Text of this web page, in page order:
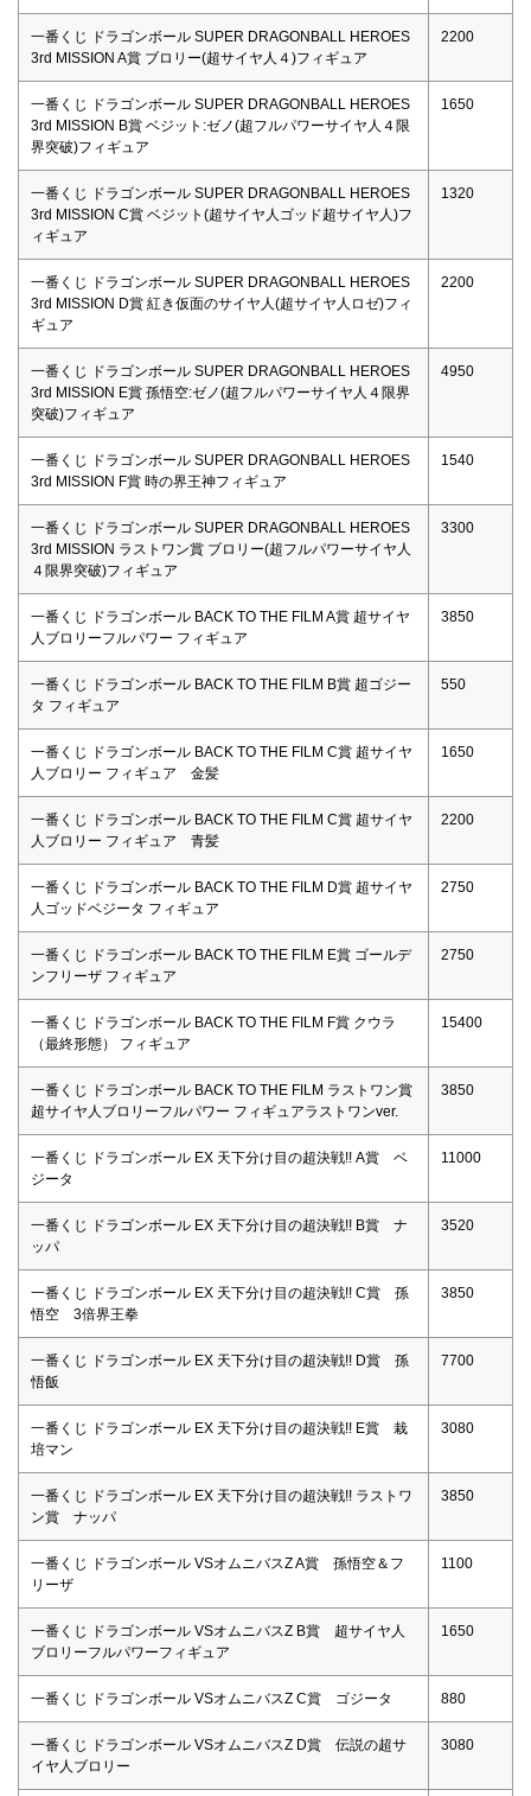
一番くじ ドラゴンボール SUPER DRAGONBALL HEROES
3rd MISSION A賞 ブロリー(超サイヤ人４)フィギュア
2200
一番くじ ドラゴンボール SUPER DRAGONBALL HEROES
3rd MISSION B賞 ベジット:ゼノ(超フルパワーサイヤ人４限
界突破)フィギュア
1650
一番くじ ドラゴンボール SUPER DRAGONBALL HEROES
3rd MISSION C賞 ベジット(超サイヤ人ゴッド超サイヤ人)フ
ィギュア
1320
一番くじ ドラゴンボール SUPER DRAGONBALL HEROES
3rd MISSION D賞 紅き仮面のサイヤ人(超サイヤ人ロゼ)フィ
ギュア
2200
一番くじ ドラゴンボール SUPER DRAGONBALL HEROES
3rd MISSION E賞 孫悟空:ゼノ(超フルパワーサイヤ人４限界
突破)フィギュア
4950
一番くじ ドラゴンボール SUPER DRAGONBALL HEROES
3rd MISSION F賞 時の界王神フィギュア
1540
一番くじ ドラゴンボール SUPER DRAGONBALL HEROES
3rd MISSION ラストワン賞 ブロリー(超フルパワーサイヤ人
４限界突破)フィギュア
3300
一番くじ ドラゴンボール BACK TO THE FILM A賞 超サイヤ
人ブロリーフルパワー フィギュア
3850
一番くじ ドラゴンボール BACK TO THE FILM B賞 超ゴジー
タ フィギュア
550
一番くじ ドラゴンボール BACK TO THE FILM C賞 超サイヤ
人ブロリー フィギュア 金髪
1650
一番くじ ドラゴンボール BACK TO THE FILM C賞 超サイヤ
人ブロリー フィギュア 青髪
2200
一番くじ ドラゴンボール BACK TO THE FILM D賞 超サイヤ
人ゴッドベジータ フィギュア
2750
一番くじ ドラゴンボール BACK TO THE FILM E賞 ゴールデ
ンフリーザ フィギュア
2750
一番くじ ドラゴンボール BACK TO THE FILM F賞 クウラ
（最終形態） フィギュア
15400
一番くじ ドラゴンボール BACK TO THE FILM ラストワン賞
超サイヤ人ブロリーフルパワー フィギュアラストワンver.
3850
一番くじ ドラゴンボール EX 天下分け目の超決戦!! A賞 ベ
ジータ
11000
一番くじ ドラゴンボール EX 天下分け目の超決戦!! B賞 ナ
ッパ
3520
一番くじ ドラゴンボール EX 天下分け目の超決戦!! C賞 孫
悟空 3倍界王拳
3850
一番くじ ドラゴンボール EX 天下分け目の超決戦!! D賞 孫
悟飯
7700
一番くじ ドラゴンボール EX 天下分け目の超決戦!! E賞 栽
培マン
3080
一番くじ ドラゴンボール EX 天下分け目の超決戦!! ラストワ
ン賞 ナッパ
3850
一番くじ ドラゴンボール VSオムニバスZ A賞 孫悟空＆フ
リーザ
1100
一番くじ ドラゴンボール VSオムニバスZ B賞 超サイヤ人
ブロリーフルパワーフィギュア
1650
一番くじ ドラゴンボール VSオムニバスZ C賞 ゴジータ 880
一番くじ ドラゴンボール VSオムニバスZ D賞 伝説の超サ
イヤ人ブロリー
3080